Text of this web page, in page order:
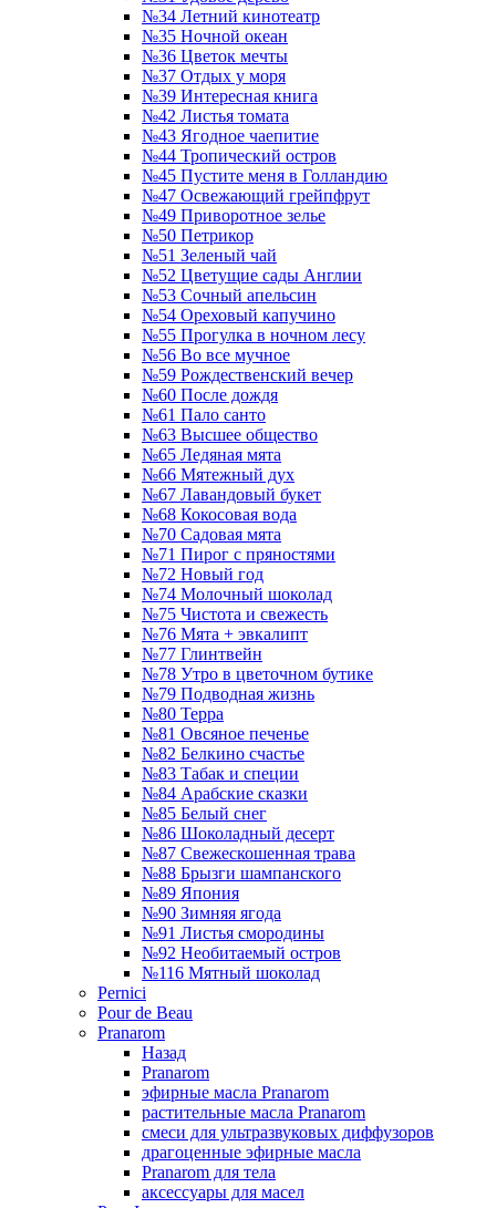
№34 Летний кинотеатр
№35 Ночной океан
№36 Цветок мечты
№37 Отдых у моря
№39 Интересная книга
№42 Листья томата
№43 Ягодное чаепитие
№44 Тропический остров
№45 Пустите меня в Голландию
№47 Освежающий грейпфрут
№49 Приворотное зелье
№50 Петрикор
№51 Зеленый чай
№52 Цветущие сады Англии
№53 Сочный апельсин
№54 Ореховый капучино
№55 Прогулка в ночном лесу
№56 Во все мучное
№59 Рождественский вечер
№60 После дождя
№61 Пало санто
№63 Высшее общество
№65 Ледяная мята
№66 Мятежный дух
№67 Лавандовый букет
№68 Кокосовая вода
№70 Садовая мята
№71 Пирог с пряностями
№72 Новый год
№74 Молочный шоколад
№75 Чистота и свежесть
№76 Мята + эвкалипт
№77 Глинтвейн
№78 Утро в цветочном бутике
№79 Подводная жизнь
№80 Терра
№81 Овсяное печенье
№82 Белкино счастье
№83 Табак и специи
№84 Арабские сказки
№85 Белый снег
№86 Шоколадный десерт
№87 Свежескошенная трава
№88 Брызги шампанского
№89 Япония
№90 Зимняя ягода
№91 Листья смородины
№92 Необитаемый остров
№116 Мятный шоколад
Pernici
Pour de Beau
Pranarom
Назад
Pranarom
эфирные масла Pranarom
растительные масла Pranarom
смеси для ультразвуковых диффузоров
драгоценные эфирные масла
Pranarom для тела
аксессуары для масел